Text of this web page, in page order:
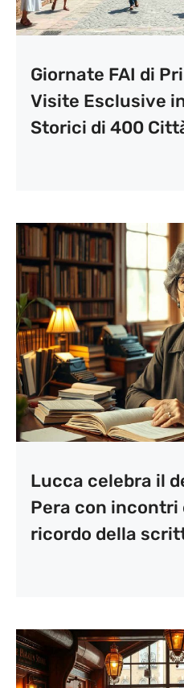
Giornate FAI di
Visite Esclusive
Storici di 400
Lucca celebra il
Pera con incontri
ricordo della